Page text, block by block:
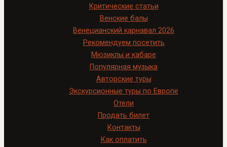
Критические статьи
Венские балы
Венецианский карнавал 2026
Рекомендуем посетить
Мюзиклы и кабаре
Популярная музыка
Авторские туры
Экскурсионные туры по Европе
Отели
Продать билет
Контакты
Как оплатить